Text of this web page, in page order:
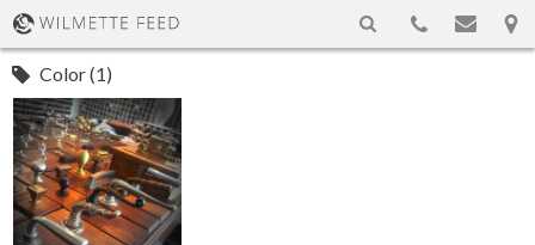
Color (1)